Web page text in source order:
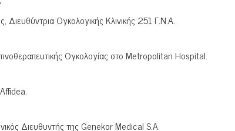
Ογκολογικής Κλινικής 251 Γ.Ν.Α.
Ογκολογίας στο Metropolitan Hospital.
Διευθυντής της Genekor Medical S.A.